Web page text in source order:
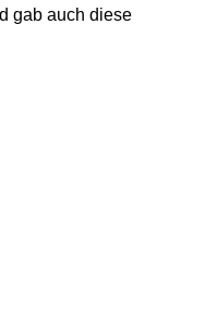
gab auch diese